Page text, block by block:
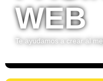
WEB
Te ayudamos a crear al